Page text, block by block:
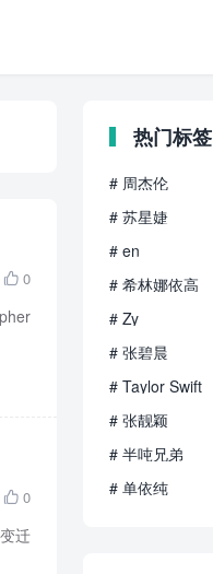
 0
 0
迁
热门标签
# 周杰伦
# 苏星婕
# en
# 希林娜依高
# Zy
# 张碧晨
# Taylor Swift
# 张靓颖
# 半吨兄弟
# 单依纯